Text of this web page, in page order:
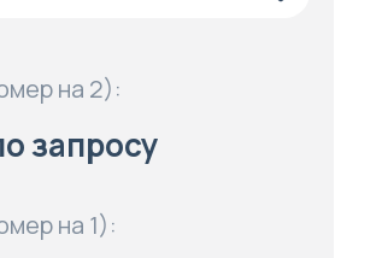
на 2):
запросу
на 1):